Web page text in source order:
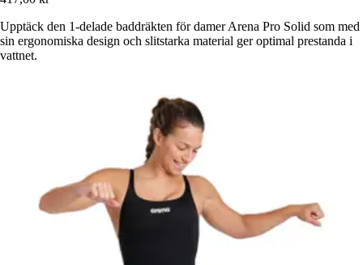
Upptäck den 1-delade baddräkten för damer Arena Pro Solid som med
sin ergonomiska design och slitstarka material ger optimal prestanda i
vattnet.